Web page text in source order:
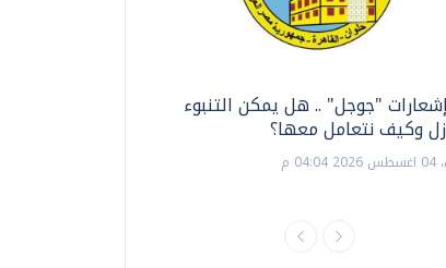
"جوجل" .. هل يمكن التنبوء
وكيف نتعامل معها؟
م